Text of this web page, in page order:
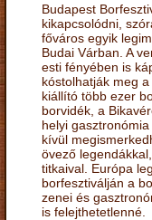
Budapest
kikapcsolódni,
főváros egyik
Budai Várban. A
esti fényében is
kóstolhatják meg
kiállító több ezer
borvidék, a
helyi
kívül
övező
titkaival. Európa
borfesztiválján a
zenei és
is felejthetetlenné.